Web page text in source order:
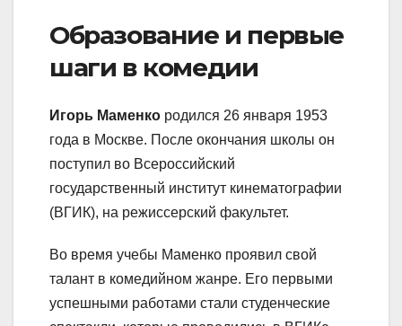
Образование и первые
шаги в комедии
Игорь Маменко родился 26 января 1953
года в Москве. После окончания школы он
поступил во Всероссийский
государственный институт кинематографии
(ВГИК), на режиссерский факультет.
Во время учебы Маменко проявил свой
талант в комедийном жанре. Его первыми
успешными работами стали студенческие